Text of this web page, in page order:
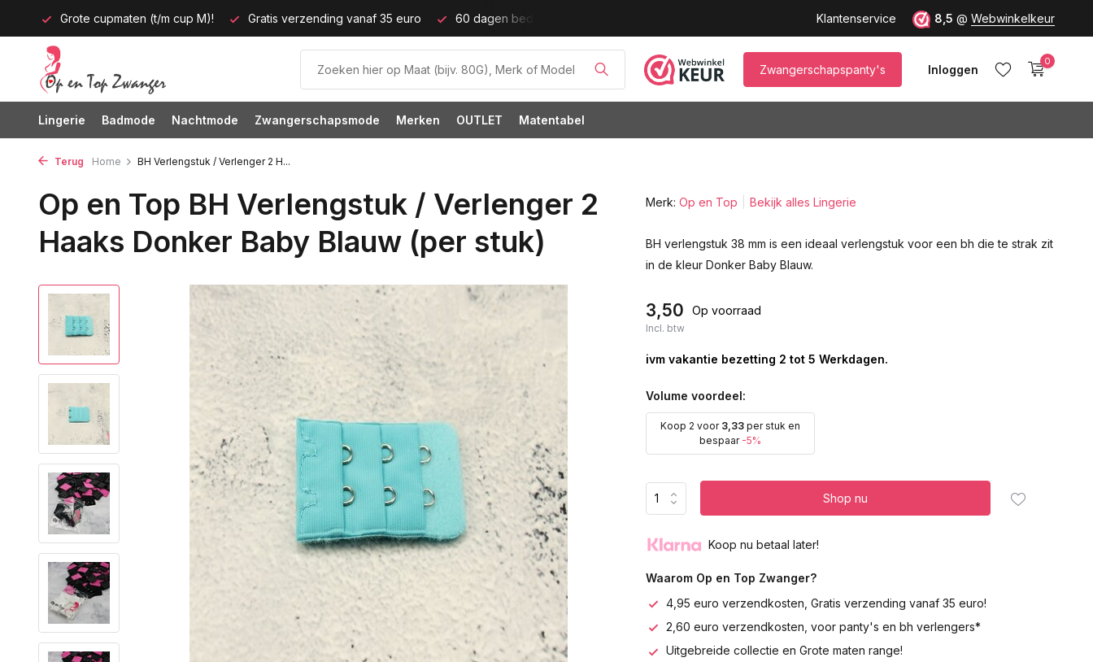
cup M)! Gratis verzending vanaf 35 euro 60 dagen bedenktijd! Grote cupmaten (t/m cup M)! Klantenservice 8,5 @ Webwinkelkeur
Zwangerschapspanty's Inloggen
0
Lingerie Badmode Nachtmode Zwangerschapsmode Merken OUTLET Matentabel
Terug Home BH Verlengstuk / Verlenger 2 H...
Op en Top BH Verlengstuk / Verlenger 2
Haaks Donker Baby Blauw (per stuk)
Merk: Op en Top Bekijk alles Lingerie
BH verlengstuk 38 mm is een ideaal verlengstuk voor een bh die te strak zit
in de kleur Donker Baby Blauw.
3,50 Op voorraad
Incl. btw
ivm vakantie bezetting 2 tot 5 Werkdagen.
Volume voordeel:
Koop 2 voor 3,33per stuk en
bespaar -5%
Shop nu
Koop nu betaal later!
Waarom Op en Top Zwanger?
4,95 euro verzendkosten, Gratis verzending vanaf 35 euro!
2,60 euro verzendkosten, voor panty's en bh verlengers*
Uitgebreide collectie en Grote maten range!